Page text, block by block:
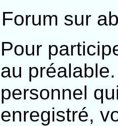
Forum sur
Pour
au
personnel
enregistré,